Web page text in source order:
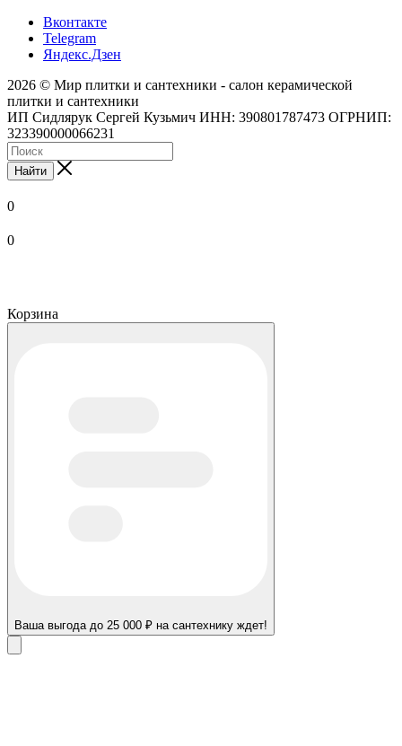
Вконтакте
Telegram
Яндекс.Дзен
2026 © Мир плитки и сантехники - салон керамической
плитки и сантехники
ИП Сидлярук Сергей Кузьмич ИНН: 390801787473 ОГРНИП:
323390000066231
Найти
0
0
Корзина
Ваша выгода до 25 000 ₽ на сантехнику ждет!